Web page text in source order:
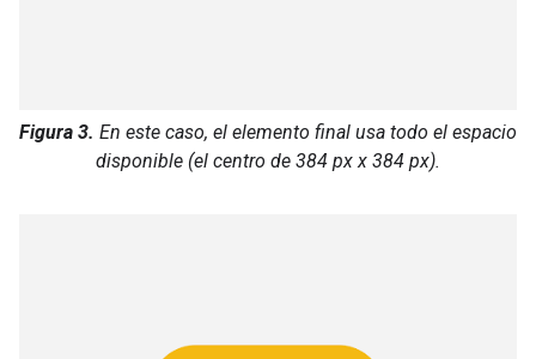
Figura 3. En este caso, el elemento final usa todo el espacio
disponible (el centro de 384 px x 384 px).